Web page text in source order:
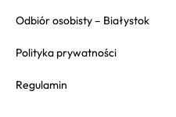
Odbiór osobisty – Białystok
Polityka prywatności
Regulamin